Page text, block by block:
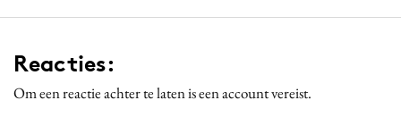
Reacties:
Om een reactie achter te laten is een account vereist.